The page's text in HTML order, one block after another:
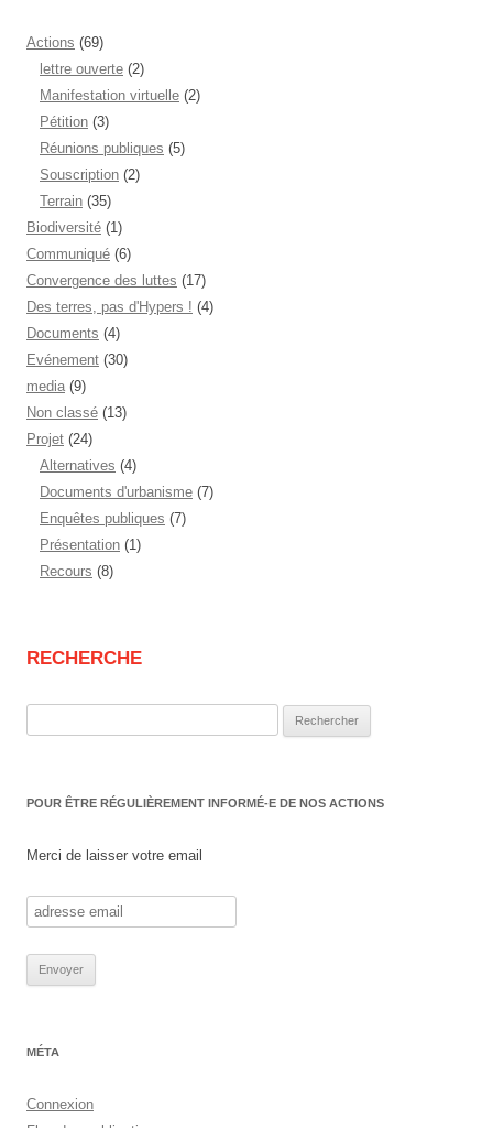
Actions (69)
lettre ouverte (2)
Manifestation virtuelle (2)
Pétition (3)
Réunions publiques (5)
Souscription (2)
Terrain (35)
Biodiversité (1)
Communiqué (6)
Convergence des luttes (17)
Des terres, pas d'Hypers ! (4)
Documents (4)
Evénement (30)
media (9)
Non classé (13)
Projet (24)
Alternatives (4)
Documents d'urbanisme (7)
Enquêtes publiques (7)
Présentation (1)
Recours (8)
RECHERCHE
POUR ÊTRE RÉGULIÈREMENT INFORMÉ-E DE NOS ACTIONS
Merci de laisser votre email
MÉTA
Connexion